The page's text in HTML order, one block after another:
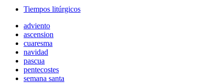
Tiempos litúrgicos
adviento
ascension
cuaresma
navidad
pascua
pentecostes
semana santa